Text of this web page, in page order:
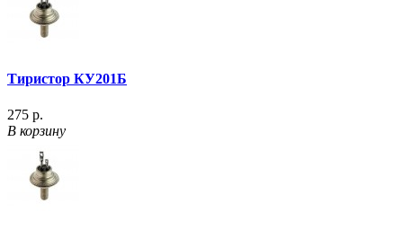
Тиристор КУ201Б
275 р.
В корзину